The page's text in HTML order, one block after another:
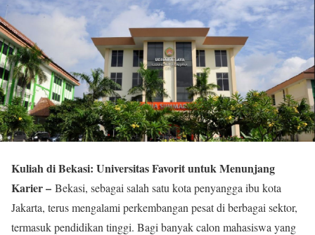
Kuliah di Bekasi: Universitas Favorit untuk Menunjang
Karier – Bekasi, sebagai salah satu kota penyangga ibu kota
Jakarta, terus mengalami perkembangan pesat di berbagai sektor,
termasuk pendidikan tinggi. Bagi banyak calon mahasiswa yang